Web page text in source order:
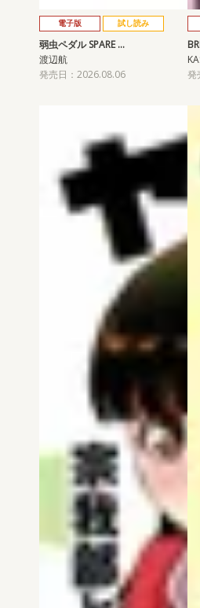
電子版 試し読み
弱虫ペダル SPARE …
渡辺航
発売日：2026.08.06
発